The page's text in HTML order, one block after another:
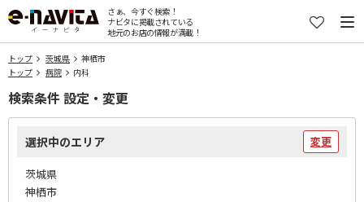
さぁ、今すぐ検索！
ナビタに掲載されている
地元のお店の情報が満載！
トップ 茨城県
神栖市
トップ
病院 内科
検索条件 設定・変更
選択中のエリア 変更
茨城県
神栖市